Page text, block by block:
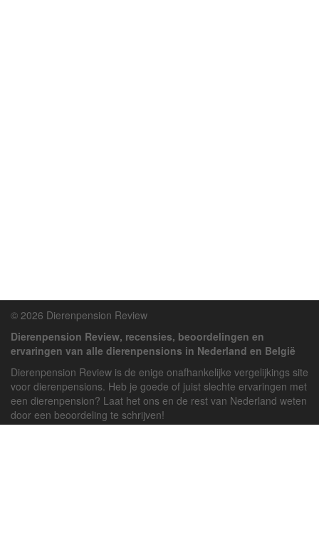
© 2026 Dierenpension Review
Dierenpension Review, recensies, beoordelingen en
ervaringen van alle dierenpensions in Nederland en België
Dierenpension Review is de enige onafhankelijke vergelijkings site
voor dierenpensions. Heb je goede of juist slechte ervaringen met
een dierenpension? Laat het ons en de rest van Nederland weten
door een beoordeling te schrijven!